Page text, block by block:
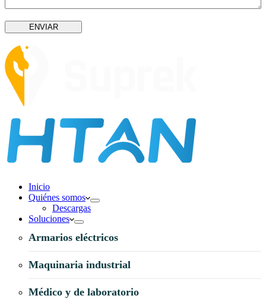
ENVIAR
Inicio
Quiénes somos
Descargas
Soluciones
Armarios eléctricos
Maquinaria industrial
Médico y de laboratorio